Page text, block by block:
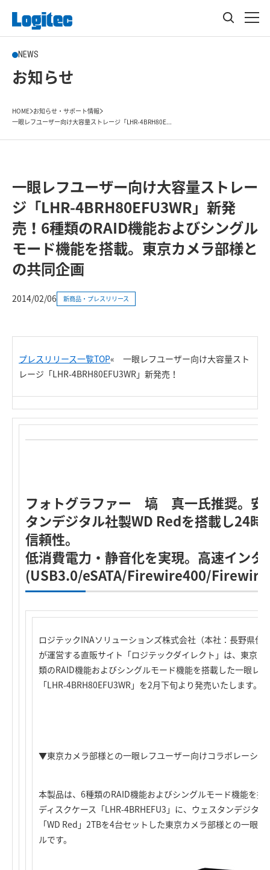
NEWS
お知らせ
HOME お知らせ・サポート情報
一眼レフユーザー向け大容量ストレージ「LHR-4BRH80E...
一眼レフユーザー向け大容量ストレー
ジ「LHR-4BRH80EFU3WR」新発
売！6種類のRAID機能およびシングル
モード機能を搭載。東京カメラ部様と
の共同企画
2014/02/06 新商品・プレスリリース
プレスリリース一覧TOP« 一眼レフユーザー向け大容量スト
レージ「LHR-4BRH80EFU3WR」新発売！
フォトグラファー 塙 真一氏推奨。安
タンデジタル社製WD Redを搭載し24時
信頼性。
低消費電力・静音化を実現。高速インタ
(USB3.0/eSATA/Firewire400/
ロジテックINAソリューションズ株式会社（本社：長野県伊
が運営する直販サイト「ロジテックダイレクト」は、東京
類のRAID機能およびシングルモード機能を搭載した一眼レ
「LHR-4BRH80EFU3WR」を2月下旬より発売いたします。
▼東京カメラ部様との一眼レフユーザー向けコラボレーショ
本製品は、6種類のRAID機能およびシングルモード機能を搭
ディスクケース「LHR-4BRHEFU3」に、ウェスタンデジタ
「WD Red」2TBを4台セットした東京カメラ部様との一眼
ルです。